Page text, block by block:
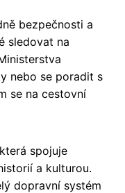
bezpečnosti a
sledovat na
nebo se poradit s
se na cestovní
spojuje
a kulturou.
dopravní systém